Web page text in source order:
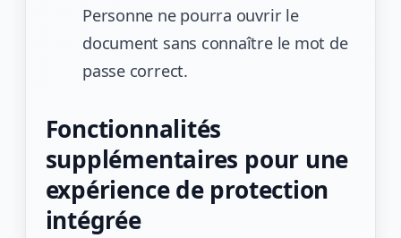
Personne ne pourra ouvrir le
document sans connaître le mot de
passe correct.
Fonctionnalités
supplémentaires pour une
expérience de protection
intégrée